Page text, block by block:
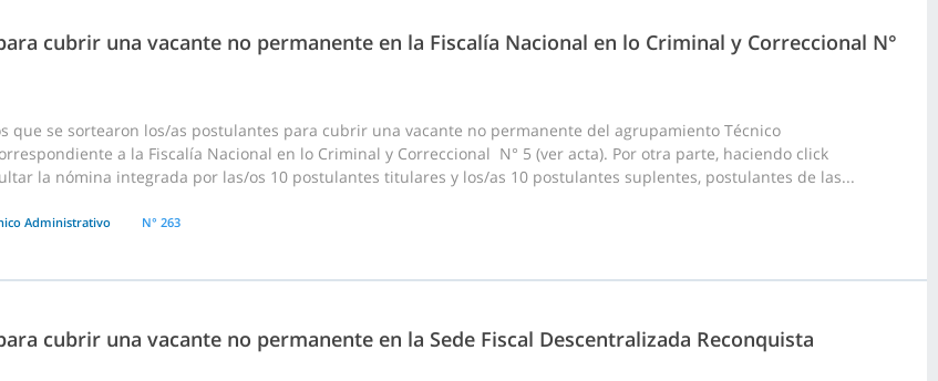
cubrir una vacante no permanente en la Fiscalía Nacional en lo Criminal y Correccional N°
que se sortearon los/as postulantes para cubrir una vacante no permanente del agrupamiento Técnico
a la Fiscalía Nacional en lo Criminal y Correccional N° 5 (ver acta). Por otra parte, haciendo click
la nómina integrada por las/os 10 postulantes titulares y los/as 10 postulantes suplentes, postulantes de las...
Administrativo N° 263
cubrir una vacante no permanente en la Sede Fiscal Descentralizada Reconquista